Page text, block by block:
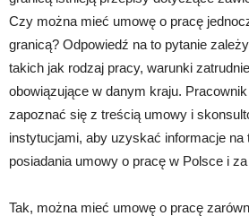
Czy można mieć umowę o pracę
granicą? Odpowiedź na to pytanie
takich jak rodzaj pracy, warunki
obowiązujące w danym kraju. Pracownik
zapoznać się z treścią umowy i
instytucjami, aby uzyskać informacje na
posiadania umowy o pracę w Polsce i
Tak, można mieć umowę o pracę